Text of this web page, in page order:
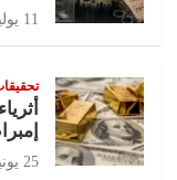
11 يوليو، 2026
25 يونيو، 2026